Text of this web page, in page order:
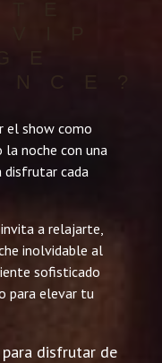
el show como
noche con una
disfrutar cada
a relajarte,
inolvidable al
sofisticado
para elevar tu
para disfrutar de